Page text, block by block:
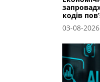
кодів
03-08-2026